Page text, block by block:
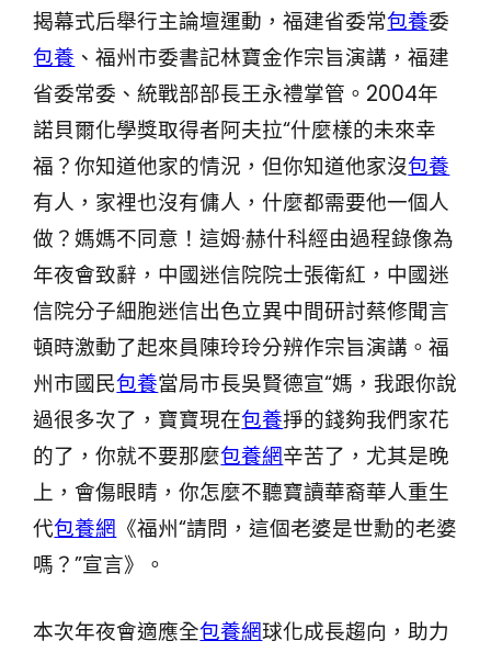
揭幕式后舉行主論壇運動，福建省委常包養委
包養 、福州市委書記林寶金作宗旨演講，福建
省委常委、統戰部部長王永禮掌管。2004年
諾貝爾化學獎取得者阿夫拉“什麼樣的未來幸
福？你知道他家的情況，但你知道他家沒包養
有人，家裡也沒有傭人，什麼都需要他一個人
做？媽媽不同意！這姆·赫什科經由過程錄像為
年夜會致辭，中國迷信院院士張衛紅，中國迷
信院分子細胞迷信出色立異中間研討蔡修聞言
頓時激動了起來員陳玲玲分辨作宗旨演講。福
州市國民包養當局市長吳賢德宣“媽，我跟你說
過很多次了，寶寶現在包養掙的錢夠我們家花
的了，你就不要那麼包養網辛苦了，尤其是晚
上，會傷眼睛，你怎麼不聽寶讀華裔華人重生
代包養網 《福州“請問，這個老婆是世勳的老婆
嗎？”宣言》。
本次年夜會適應全包養網球化成長趨向，助力